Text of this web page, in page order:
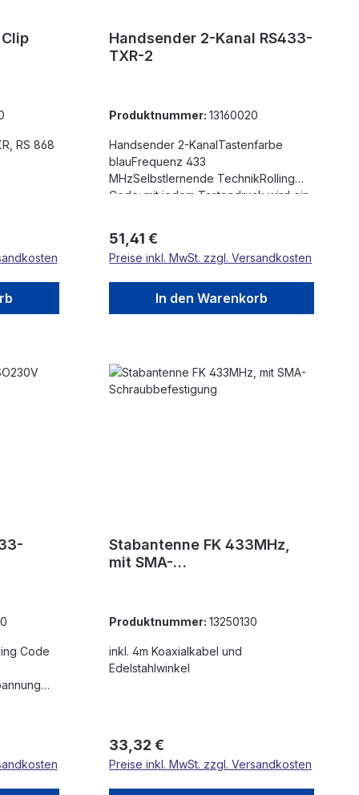
RS 868
Handsender 2-Kanal RS433-
TXR-2
Produktnummer:13160020
Handsender 2-KanalTastenfarbe
blauFrequenz 433
MHzSelbstlernende TechnikRolling
Code: mit jedem Tastendruck wird ein
Kombination mit Antenne bis zu 200m
ReichweiteBis 85 verschiedene
Handsender können in die
Funkempfänger eingelernt werden.
Regulärer Preis:
51,41 €
Preise inkl. MwSt. zzgl. Versandkosten
In den Warenkorb
Code
ist ein
Antenne
Stabantenne FK 433MHz,
mit SMA-
Produktnummer:13250130
inkl. 4m Koaxialkabel und
Edelstahlwinkel
Regulärer Preis:
33,32 €
Preise inkl. MwSt. zzgl. Versandkosten